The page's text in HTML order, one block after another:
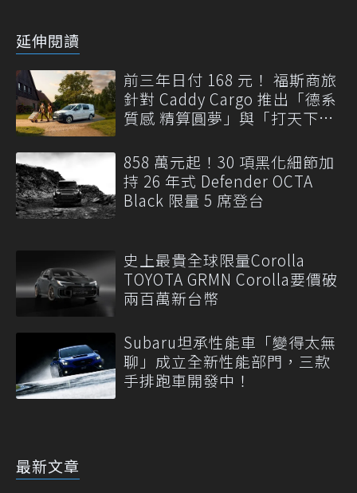
延伸閱讀
前三年日付 168 元！ 福斯商旅
針對 Caddy Cargo 推出「德系
質感 精算圓夢」與「打天下」
858 萬元起！30 項黑化細節加
持 26 年式 Defender OCTA
Black 限量 5 席登台
史上最貴全球限量Corolla
TOYOTA GRMN Corolla要價破
兩百萬新台幣
Subaru坦承性能車「變得太無
聊」成立全新性能部門，三款
手排跑車開發中！
最新文章